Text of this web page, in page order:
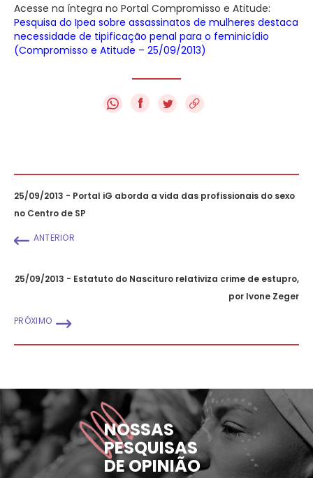
Acesse na íntegra no Portal Compromisso e Atitude:
Pesquisa do Ipea sobre assassinatos de mulheres destaca
necessidade de tipificação penal para o feminicídio
(Compromisso e Atitude – 25/09/2013)
f
25/09/2013 - Portal iG aborda a vida das profissionais do sexo
no Centro de SP
ANTERIOR
25/09/2013 - Estatuto do Nascituro relativiza crime de estupro,
por Ivone Zeger
PRÓXIMO
NOSSAS
PESQUISAS
DE OPINIÃO